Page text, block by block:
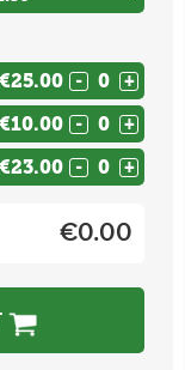
€25.00 - +
€10.00 - +
€23.00 - +
€0.00